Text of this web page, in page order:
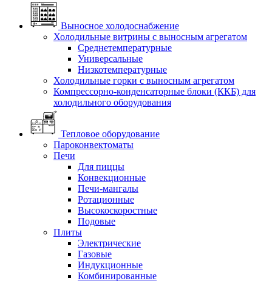
Выносное холодоснабжение
Холодильные витрины с выносным агрегатом
Среднетемпературные
Универсальные
Низкотемпературные
Холодильные горки с выносным агрегатом
Компрессорно-конденсаторные блоки (ККБ) для
холодильного оборудования
Тепловое оборудование
Пароконвектоматы
Печи
Для пиццы
Конвекционные
Печи-мангалы
Ротационные
Высокоскоростные
Подовые
Плиты
Электрические
Газовые
Индукционные
Комбинированные